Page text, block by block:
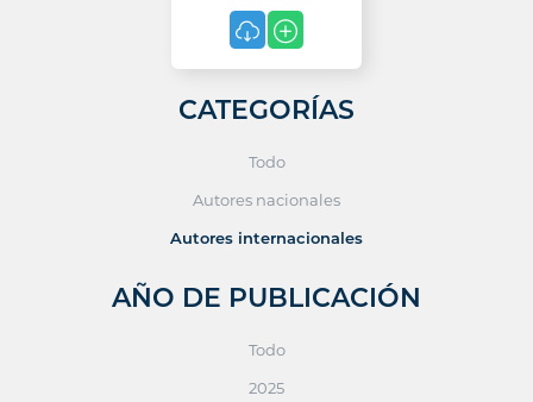
CATEGORÍAS
Todo
Autores nacionales
Autores internacionales
AÑO DE PUBLICACIÓN
Todo
2025